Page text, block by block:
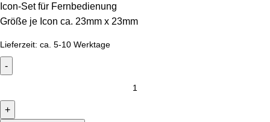
Icon-Set für Fernbedienung
Größe je Icon ca. 23mm x 23mm
Lieferzeit: ca. 5-10 Werktage